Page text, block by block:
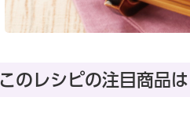
このレシピの注目商品